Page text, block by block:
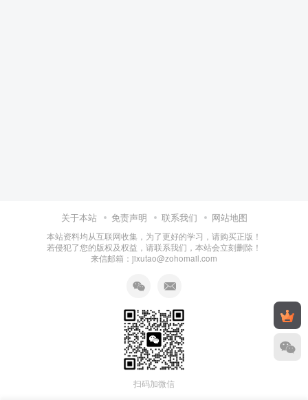
关于本站 免责声明 联系我们 网站地图
本站资料均从互联网收集，为了更好的学习，请购买正版！
若侵犯了您的版权及权益，请联系我们，本站会立刻删除！
来信邮箱：jixutao@zohomail.com
扫码加微信